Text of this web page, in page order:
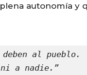
autonomía y
al pueblo.
a nadie.”